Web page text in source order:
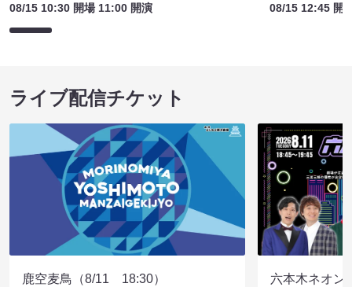
08/15 10:30 開場 11:00 開演
08/15 12:45 開
ライブ配信チケット
鹿空麦鳥（8/11 18:30）
六本木ネオン